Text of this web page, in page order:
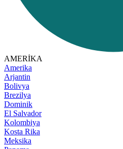
Ana Sayfa
Hizmetlerimiz
Hizmet Bölgelerimiz
Havayolu
AMERİKA
AMERİKA
Amerika
Arjantin
Bolivya
Brezilya
Dominik
El Salvador
Kolombiya
Kosta Rika
Meksika